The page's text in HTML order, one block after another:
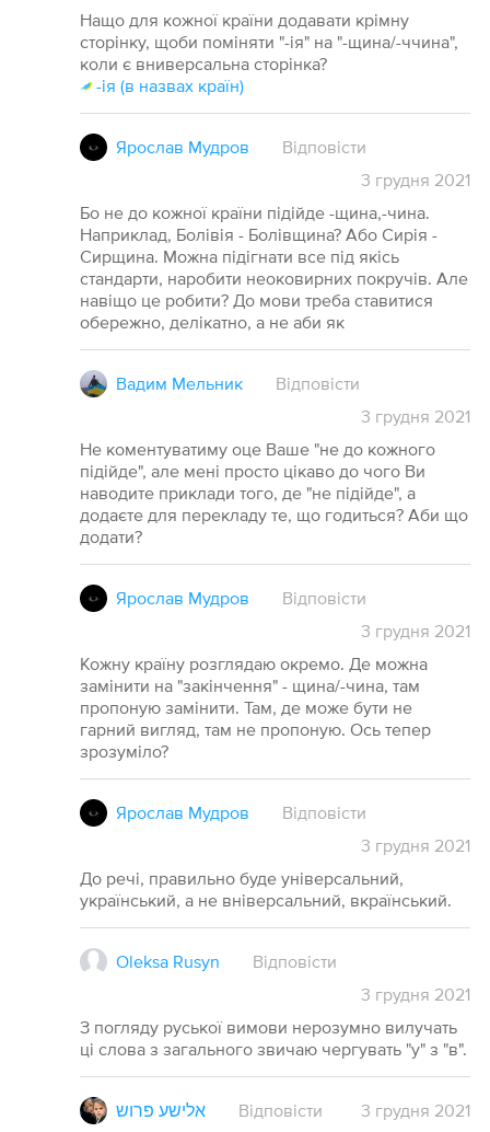
Нащо для кожної країни додавати крімну
сторінку, щоби поміняти "-ія" на "-щина/-ччина",
коли є вниверсальна сторінка?
-ія (в назвах країн)
Ярослав Мудров
Відповісти
3 грудня 2021
Бо не до кожної країни підійде -щина,-чина.
Наприклад, Болівія - Болівщина? Або Сирія -
Сирщина. Можна підігнати все під якісь
стандарти, наробити неоковирних покручів. Але
навіщо це робити? До мови треба ставитися
обережно, делікатно, а не аби як
Вадим Мельник
Відповісти
3 грудня 2021
Не коментуватиму оце Ваше "не до кожного
підійде", але мені просто цікаво до чого Ви
наводите приклади того, де "не підійде", а
додаєте для перекладу те, що годиться? Аби що
додати?
Ярослав Мудров
Відповісти
3 грудня 2021
Кожну країну розглядаю окремо. Де можна
замінити на "закінчення" - щина/-чина, там
пропоную замінити. Там, де може бути не
гарний вигляд, там не пропоную. Ось тепер
зрозуміло?
Ярослав Мудров
Відповісти
3 грудня 2021
До речі, правильно буде універсальний,
український, а не вніверсальний, вкраїнський.
Oleksa Rusyn
Відповісти
3 грудня 2021
З погляду руської вимови нерозумно вилучать
ці слова з загального звичаю чергувать "у" з "в".
אלישע פרוש Відповісти 3 грудня 2021